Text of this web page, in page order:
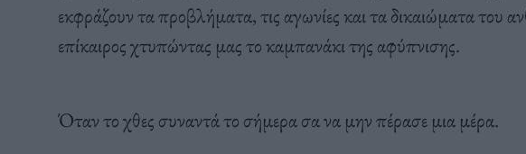
εκφράζουν τα προβλήματα, τις αγωνίες και τα δικαιώματα του
επίκαιρος χτυπώντας μας το καμπανάκι της αφύπνισης.
Όταν το χθες συναντά το σήμερα σα να μην πέρασε μια μέρα.